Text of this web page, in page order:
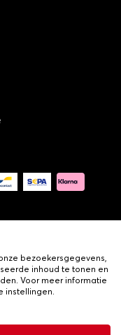
en cookiebeleid
bezoekersgegevens,
inhoud te tonen en
Voor meer informatie
instellingen.